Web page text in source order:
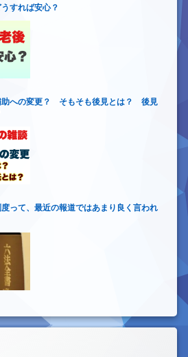
すれば安心？
助への変更？ そもそも後見とは？ 後見
度って、最近の報道ではあまり良く言われ